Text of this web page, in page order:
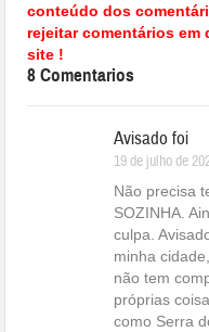
conteúdo dos
rejeitar comentários
site !
8 Comentarios
Avisado foi
19 de julho de
Não precisa
SOZINHA.
culpa.
minha
não tem
próprias
como Serra